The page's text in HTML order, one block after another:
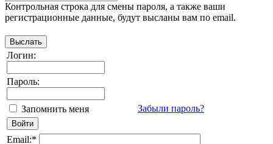
Контрольная строка для смены пароля, а также ваши
регистрационные данные, будут высланы вам по email.
Логин:
Пароль:
Запомнить меня Забыли пароль?
Email:*